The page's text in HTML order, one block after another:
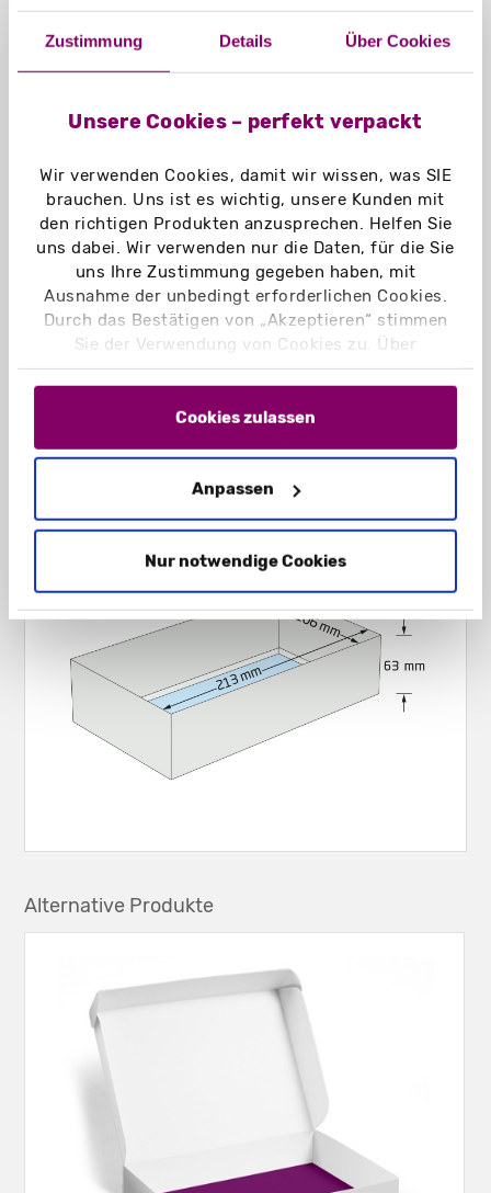
Zustimmung Details Über Cookies
Unsere Cookies – perfekt verpackt
Wir verwenden Cookies, damit wir wissen, was SIE
brauchen. Uns ist es wichtig, unsere Kunden mit
den richtigen Produkten anzusprechen. Helfen Sie
uns dabei. Wir verwenden nur die Daten, für die Sie
uns Ihre Zustimmung gegeben haben, mit
Ausnahme der unbedingt erforderlichen Cookies.
Durch das Bestätigen von „Akzeptieren“ stimmen
Sie der Verwendung von Cookies zu. Über
„Einstellungen“ können Sie auswählen, welche
Cookies Sie zulassen. Hier finden Sie unser
und unsereDatenschutzerklärung
Cookies zulassen
Anpassen
Nur notwendige Cookies
Material:
370 g/m²
Naturkarton schwarz 400 g/m²
Graskarton 400 g/m²
Einsatzbereich:
Eignet sich z. B. für Schreibblöcke,
Broschüren, Unterlagen in DIN lang
Alternative Produkte